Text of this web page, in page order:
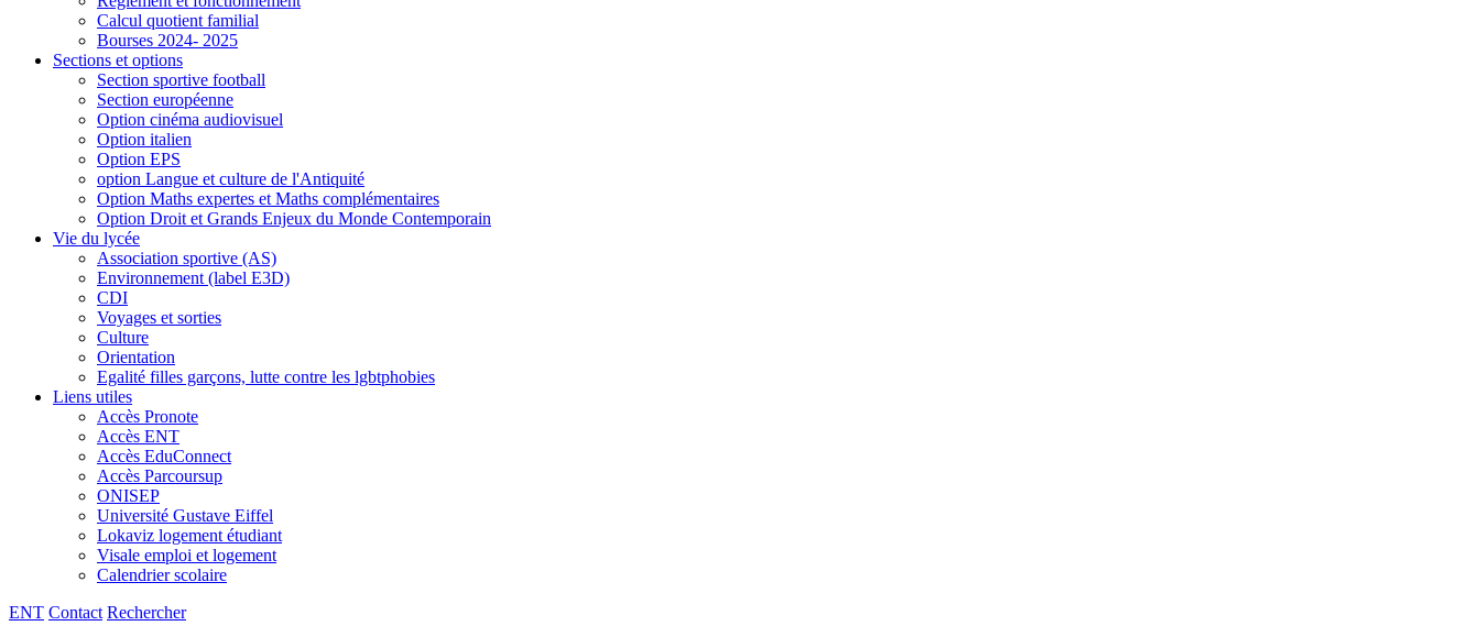
Calcul quotient familial
Bourses 2024- 2025
Sections et options
Section sportive football
Section européenne
Option cinéma audiovisuel
Option italien
Option EPS
option Langue et culture de l'Antiquité
Option Maths expertes et Maths complémentaires
Option Droit et Grands Enjeux du Monde Contemporain
Vie du lycée
Association sportive (AS)
Environnement (label E3D)
CDI
Voyages et sorties
Culture
Orientation
Egalité filles garçons, lutte contre les lgbtphobies
Liens utiles
Accès Pronote
Accès ENT
Accès EduConnect
Accès Parcoursup
ONISEP
Université Gustave Eiffel
Lokaviz logement étudiant
Visale emploi et logement
Calendrier scolaire
ENT Contact Rechercher